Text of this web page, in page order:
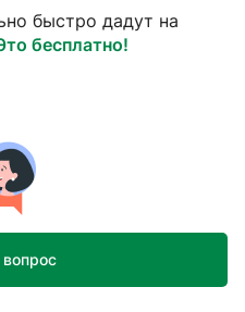
быстро дадут на
бесплатно!